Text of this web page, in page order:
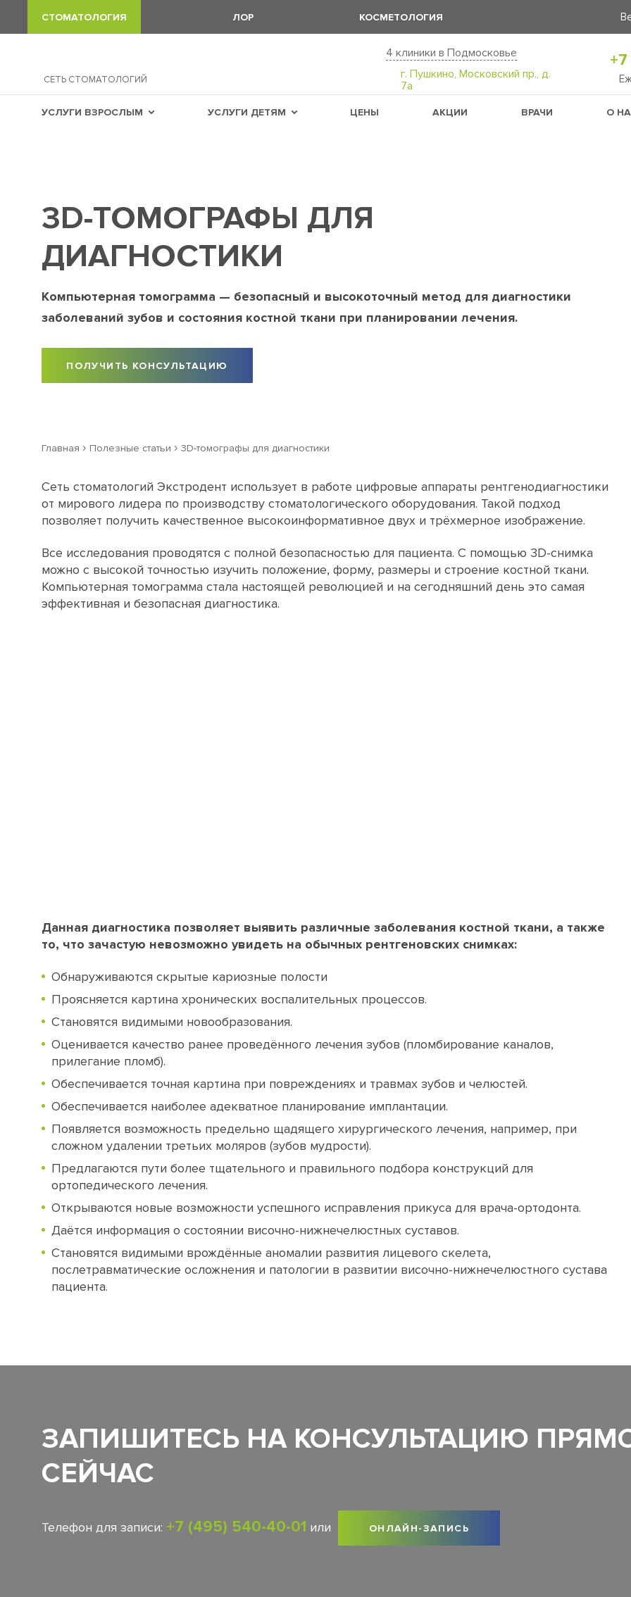
СТОМАТОЛОГИЯ ЛОР КОСМЕТОЛОГИЯ
СЕТЬ СТОМАТОЛОГИЙ
4 клиники в Подмосковье
г. Пушкино, Московский пр., д.
7а
УСЛУГИ ВЗРОСЛЫМ УСЛУГИ ДЕТЯМ ЦЕНЫ АКЦИИ ВРАЧИ О
3D-ТОМОГРАФЫ ДЛЯ
ДИАГНОСТИКИ
Компьютерная томограмма — безопасный и высокоточный метод для диагностики
заболеваний зубов и состояния костной ткани при планировании лечения.
ПОЛУЧИТЬ КОНСУЛЬТАЦИЮ
Главная › Полезные статьи › 3D-томографы для диагностики
Сеть стоматологий Экстродент использует в работе цифровые аппараты рентгенодиагностики
от мирового лидера по производству стоматологического оборудования. Такой подход
позволяет получить качественное высокоинформативное двух и трёхмерное изображение.
Все исследования проводятся с полной безопасностью для пациента. С помощью 3D-снимка
можно с высокой точностью изучить положение, форму, размеры и строение костной ткани.
Компьютерная томограмма стала настоящей революцией и на сегодняшний день это самая
эффективная и безопасная диагностика.
Данная диагностика позволяет выявить различные заболевания костной ткани, а также
то, что зачастую невозможно увидеть на обычных рентгеновских снимках:
Обнаруживаются скрытые кариозные полости
Проясняется картина хронических воспалительных процессов.
Становятся видимыми новообразования.
Оценивается качество ранее проведённого лечения зубов (пломбирование каналов,
прилегание пломб).
Обеспечивается точная картина при повреждениях и травмах зубов и челюстей.
Обеспечивается наиболее адекватное планирование имплантации.
Появляется возможность предельно щадящего хирургического лечения, например, при
сложном удалении третьих моляров (зубов мудрости).
Предлагаются пути более тщательного и правильного подбора конструкций для
ортопедического лечения.
Открываются новые возможности успешного исправления прикуса для врача-ортодонта.
Даётся информация о состоянии височно-нижнечелюстных суставов.
Становятся видимыми врождённые аномалии развития лицевого скелета,
послетравматические осложнения и патологии в развитии височно-нижнечелюстного сустава
пациента.
ЗАПИШИТЕСЬ НА КОНСУЛЬТАЦИЮ
СЕЙЧАС
Телефон для записи: +7 (495) 540-40-01 или ОНЛАЙН-ЗАПИСЬ